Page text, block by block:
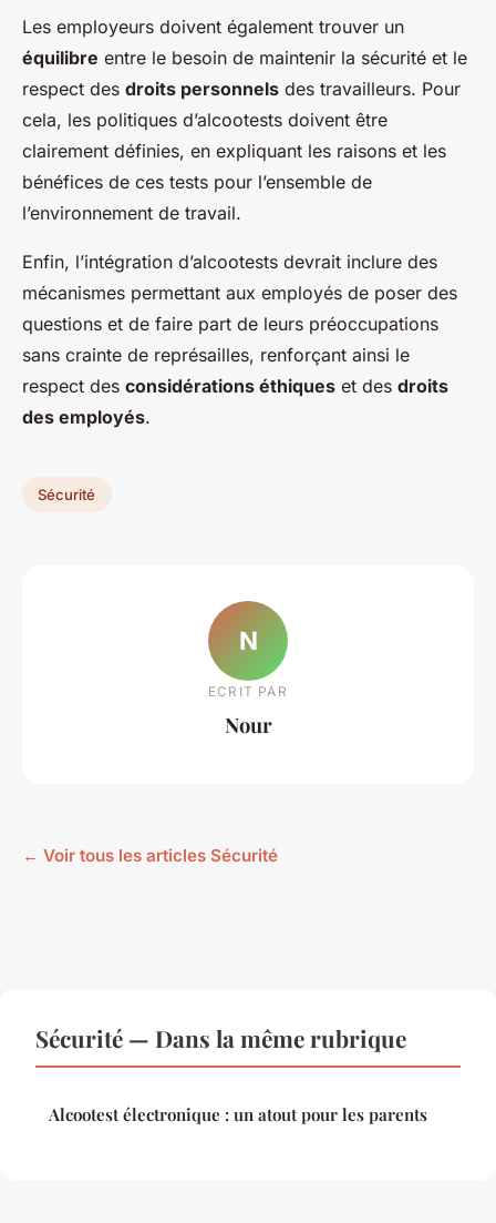
Les employeurs doivent également trouver un
équilibre entre le besoin de maintenir la sécurité et le
respect des droits personnels des travailleurs. Pour
cela, les politiques d’alcootests doivent être
clairement définies, en expliquant les raisons et les
bénéfices de ces tests pour l’ensemble de
l’environnement de travail.
Enfin, l’intégration d’alcootests devrait inclure des
mécanismes permettant aux employés de poser des
questions et de faire part de leurs préoccupations
sans crainte de représailles, renforçant ainsi le
respect des considérations éthiques et des droits
des employés.
Sécurité
N
ECRIT PAR
Nour
← Voir tous les articles Sécurité
Sécurité — Dans la même rubrique
Alcootest électronique : un atout pour les parents